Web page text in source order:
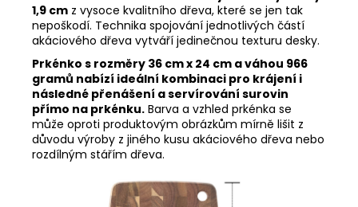
snadné čištění. Prkénko dosahuje tloušťky desky
1,9 cmz vysoce kvalitního dřeva, které se jen tak
nepoškodí. Technika spojování jednotlivých částí
akáciového dřeva vytváří jedinečnou texturu desky.
Prkénko s rozměry 36 cm x 24 cm a váhou 966
gramů nabízí ideální kombinaci pro krájení i
následné přenášení a servírování surovin
přímo na prkénku. Barva a vzhled prkénka se
může oproti produktovým obrázkům mírně lišit z
důvodu výroby z jiného kusu akáciového dřeva nebo